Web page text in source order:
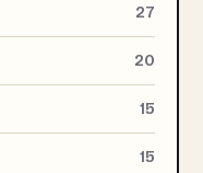
27
20
15
15